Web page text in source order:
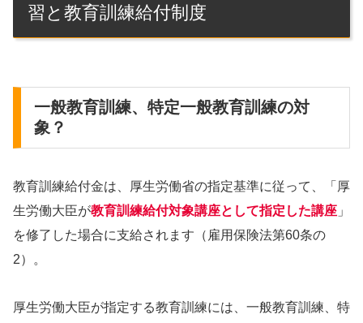
習と教育訓練給付制度
一般教育訓練、特定一般教育訓練の対
象？
教育訓練給付金は、厚生労働省の指定基準に従って、「厚
生労働大臣が教育訓練給付対象講座として指定した講座 」
を修了した場合に支給されます（雇用保険法第60条の
2）。
厚生労働大臣が指定する教育訓練には、一般教育訓練、特